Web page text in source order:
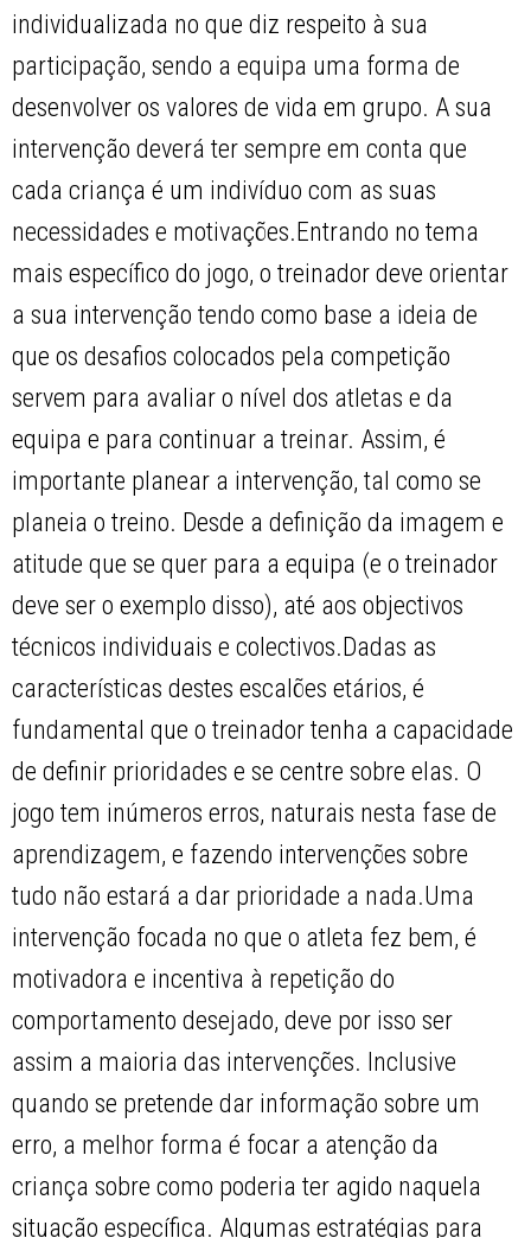
individualizada no que diz respeito à sua
participação, sendo a equipa uma forma de
desenvolver os valores de vida em grupo. A sua
intervenção deverá ter sempre em conta que
cada criança é um indivíduo com as suas
necessidades e motivações.Entrando no tema
mais específico do jogo, o treinador deve orientar
a sua intervenção tendo como base a ideia de
que os desafios colocados pela competição
servem para avaliar o nível dos atletas e da
equipa e para continuar a treinar. Assim, é
importante planear a intervenção, tal como se
planeia o treino. Desde a definição da imagem e
atitude que se quer para a equipa (e o treinador
deve ser o exemplo disso), até aos objectivos
técnicos individuais e colectivos.Dadas as
características destes escalões etários, é
fundamental que o treinador tenha a capacidade
de definir prioridades e se centre sobre elas. O
jogo tem inúmeros erros, naturais nesta fase de
aprendizagem, e fazendo intervenções sobre
tudo não estará a dar prioridade a nada.Uma
intervenção focada no que o atleta fez bem, é
motivadora e incentiva à repetição do
comportamento desejado, deve por isso ser
assim a maioria das intervenções. Inclusive
quando se pretende dar informação sobre um
erro, a melhor forma é focar a atenção da
criança sobre como poderia ter agido naquela
situação específica. Algumas estratégias para